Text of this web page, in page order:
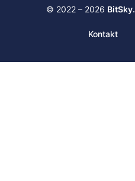
© 2022 – 2026
Kontakt